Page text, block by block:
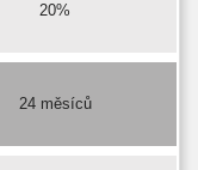
20%
24 měsíců